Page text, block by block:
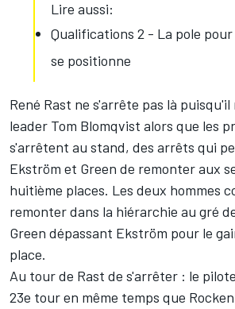
Lire aussi:
Qualifications 2 - La pole
se positionne
René Rast ne s'arrête pas là
leader Tom Blomqvist alors que les
s'arrêtent au stand, des arrêts qui
Ekström et Green de remonter aux
huitième places. Les deux hommes
remonter dans la hiérarchie au gré
Green dépassant Ekström pour le
place.
Au tour de Rast de s'arrêter : le
23e tour en même temps que